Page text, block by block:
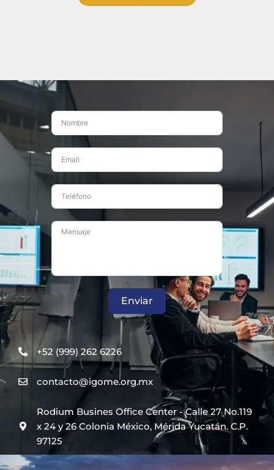
Enviar
+52 (999) 262 6226
contacto@igome.org.mx
Rodium Busines Office Center - Calle 27 No.119
x 24 y 26 Colonia México, Mérida Yucatán. C.P.
97125